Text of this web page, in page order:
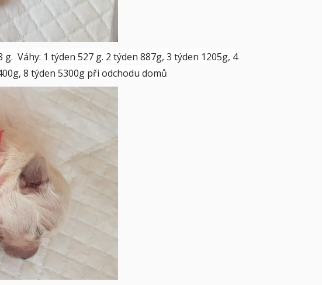
g. Váhy: 1 týden 527 g. 2 týden 887g, 3 týden 1205g, 4
8 týden 5300g při odchodu domů